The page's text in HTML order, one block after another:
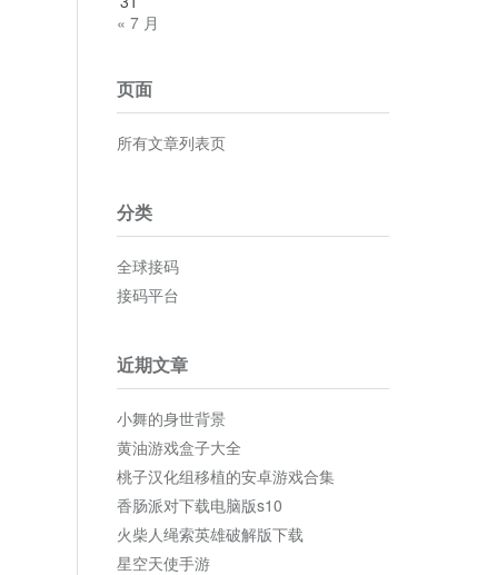
« 7 月
页面
所有文章列表页
分类
全球接码
接码平台
近期文章
小舞的身世背景
黄油游戏盒子大全
桃子汉化组移植的安卓游戏合集
香肠派对下载电脑版s10
火柴人绳索英雄破解版下载
星空天使手游